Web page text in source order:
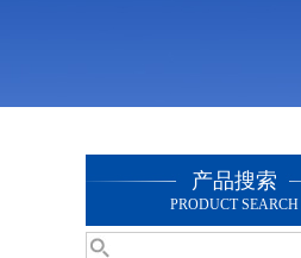
产品搜索
PRODUCT SEARCH